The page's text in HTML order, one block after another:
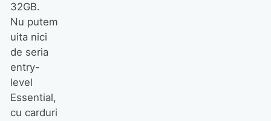
32GB.
Nu putem
uita nici
de seria
entry-
level
Essential,
cu carduri